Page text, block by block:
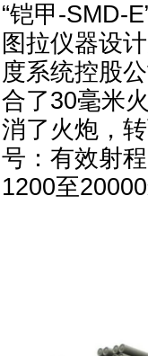
“铠甲-SMD-
图拉仪器设
度系统控股
合了30毫米
消了火炮，
号：有效射
1200至